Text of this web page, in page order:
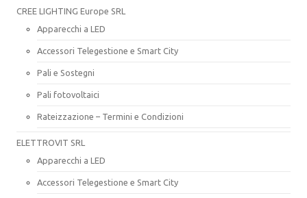
CREE LIGHTING Europe SRL
Apparecchi a LED
Accessori Telegestione e Smart City
Pali e Sostegni
Pali fotovoltaici
Rateizzazione – Termini e Condizioni
ELETTROVIT SRL
Apparecchi a LED
Accessori Telegestione e Smart City